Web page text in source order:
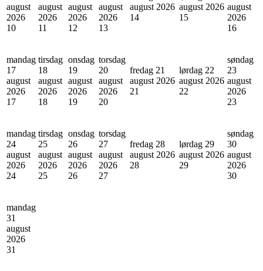
august
2026
10
august
2026
11
august
2026
12
august
2026
13
august 2026
14
august 2026
15
august
2026
16
mandag
17
august
2026
17
tirsdag
18
august
2026
18
onsdag
19
august
2026
19
torsdag
20
august
2026
20
fredag 21
august 2026
21
lørdag 22
august 2026
22
søndag
23
august
2026
23
mandag
24
august
2026
24
tirsdag
25
august
2026
25
onsdag
26
august
2026
26
torsdag
27
august
2026
27
fredag 28
august 2026
28
lørdag 29
august 2026
29
søndag
30
august
2026
30
mandag
31
august
2026
31